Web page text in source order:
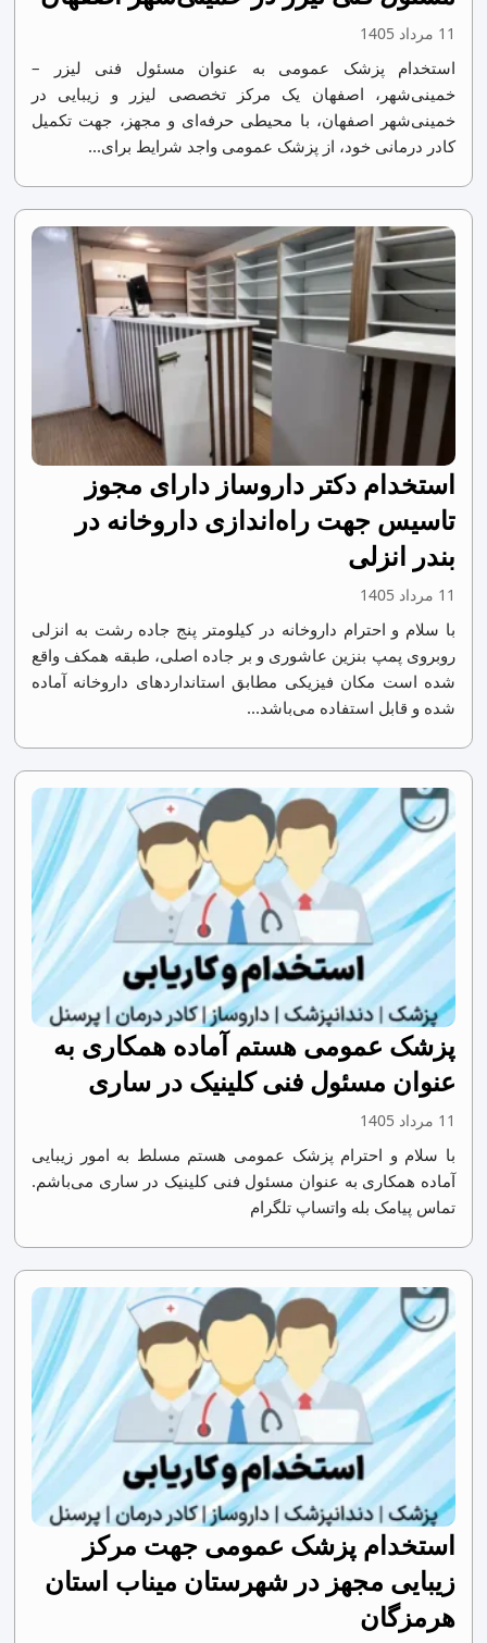
11 مرداد 1405
استخدام پزشک عمومی به عنوان مسئول فنی لیزر –
خمینی‌شهر، اصفهان یک مرکز تخصصی لیزر و زیبایی در
خمینی‌شهر اصفهان، با محیطی حرفه‌ای و مجهز، جهت تکمیل
کادر درمانی خود، از پزشک عمومی واجد شرایط برای...
استخدام دکتر داروساز دارای مجوز
تاسیس جهت راه‌اندازی داروخانه در
بندر انزلی
11 مرداد 1405
با سلام و احترام داروخانه در کیلومتر پنج جاده رشت به انزلی
روبروی پمپ بنزین عاشوری و بر جاده اصلی، طبقه همکف واقع
شده است مکان فیزیکی مطابق استانداردهای داروخانه آماده
شده و قابل استفاده می‌باشد...
پزشک عمومی هستم آماده همکاری به
عنوان مسئول فنی کلینیک در ساری
11 مرداد 1405
با سلام و احترام پزشک عمومی هستم مسلط به امور زیبایی
آماده همکاری به عنوان مسئول فنی کلینیک در ساری می‌باشم.
تماس پیامک بله واتساپ تلگرام
استخدام پزشک عمومی جهت مرکز
زیبایی مجهز در شهرستان میناب استان
هرمزگان